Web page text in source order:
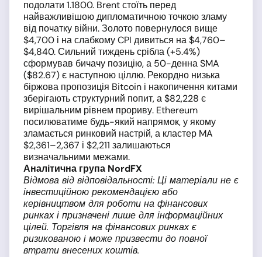
подолати 1.1800. Brent стоїть перед
найважливішою дипломатичною точкою зламу
від початку війни. Золото повернулося вище
$4,700 і на слабкому CPI дивиться на $4,760–
$4,840. Сильний тиждень срібла (+5.4%)
сформував бичачу позицію, а 50-денна SMA
($82.67) є наступною ціллю. Рекордно низька
біржова пропозиція Bitcoin і накопичення китами
зберігають структурний попит, а $82,228 є
вирішальним рівнем прориву. Ethereum
посилюватиме будь-який напрямок, у якому
зламається ринковий настрій, а кластер MA
$2,361–2,367 і $2,211 залишаються
визначальними межами.
Аналітична група NordFX
Відмова від відповідальності: Ці матеріали не є
інвестиційною рекомендацією або
керівництвом для роботи на фінансових
ринках і призначені лише для інформаційних
цілей. Торгівля на фінансових ринках є
ризикованою і може призвести до повної
втрати внесених коштів.